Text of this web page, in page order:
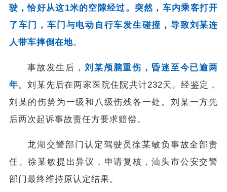
驶，恰好从这1米的空隙经过。突然，车内乘客打开
了车门，车门与电动自行车发生碰撞，导致刘某连
人带车摔倒在地。
事故发生后，刘某颅脑重伤，昏迷至今已逾两
年。刘某先后在两家医院住院共计232天。经鉴定，
刘某的伤势为一级和八级伤残各一处。刘某一方先
后两次起诉事故责任方要求赔偿。
龙湖交警部门认定驾驶员徐某敏负事故全部责
任。徐某敏提出异议，申请复核，汕头市公安交警
部门最终维持原认定结果。